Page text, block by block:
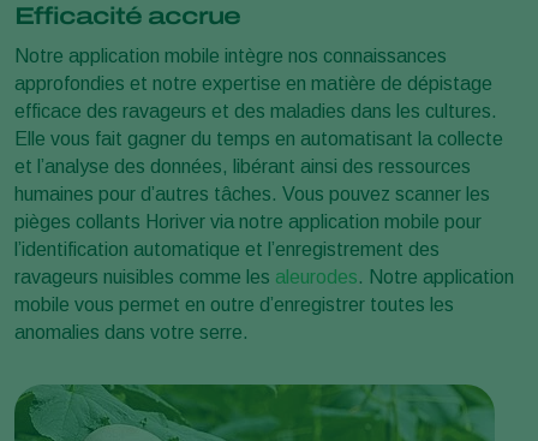
Efficacité accrue
Notre application mobile intègre nos connaissances
approfondies et notre expertise en matière de dépistage
efficace des ravageurs et des maladies dans les cultures.
Elle vous fait gagner du temps en automatisant la collecte
et l’analyse des données, libérant ainsi des ressources
humaines pour d’autres tâches. Vous pouvez scanner les
pièges collants Horiver via notre application mobile pour
l’identification automatique et l’enregistrement des
ravageurs nuisibles comme les aleurodes. Notre application
mobile vous permet en outre d’enregistrer toutes les
anomalies dans votre serre.